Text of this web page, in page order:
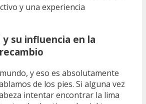
y una experiencia
su influencia en la
y eso es absolutamente
de los pies. Si alguna vez
intentar encontrar la lima